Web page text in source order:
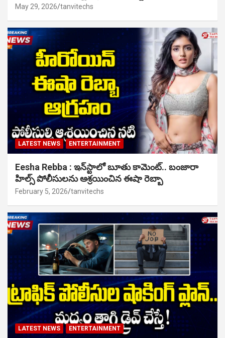
May 29, 2026 tanvitechs
LATEST NEWS ENTERTAINMENT
Eesha Rebba : ఇన్‌స్టాలో బూతు కామెంట్.. బంజారా
హిల్స్ పోలీసులను ఆశ్రయించిన ఈషా రెబ్బా
February 5, 2026 tanvitechs
LATEST NEWS ENTERTAINMENT